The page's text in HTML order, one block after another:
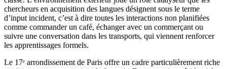
chercheurs en acquisition des langues désignent sous le terme
d’input incident, c’est à dire toutes les interactions non planifiées
comme commander un café, échanger avec un commerçant ou
suivre une conversation dans les transports, qui viennent renforcer
les apprentissages formels.
Le 17ᵉ arrondissement de Paris offre un cadre particulièrement riche